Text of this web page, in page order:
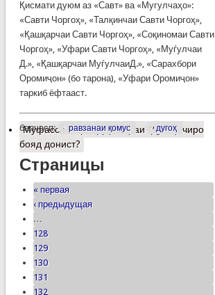
Қисмати дуюм аз «Савт» ва «Мугулчаҳо»:
«Савти Чоргоҳ», «Талқинчаи Савти Чоргоҳ»,
«Қашқарчаи Савти Чоргоҳ», «Соқиномаи Савти
Чоргоҳ», «Уфари Савти Чоргоҳ», «Муѓулчаи
Д.», «Қашқарчаи МуѓулчаиД.», «Сарахбори
Оромиҷон» (бо тарона), «Уфари Оромиҷон»
таркиб ёфтааст.
барчасп: равзанаи қомус дугоҳ
Муфассалтаро Дар бораи “Дугоҳ” чиро
бояд донист?
Страницы
« первая
‹ предыдущая
…
128
129
130
131
132